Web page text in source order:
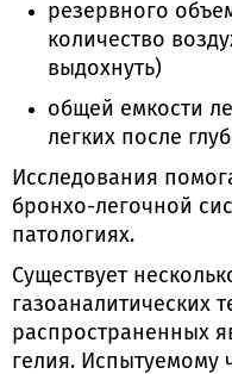
резервного
количество
выдохнуть)
общей емкости
легких после
Исследования
бронхо-легочной
патологиях.
Существует
газоаналитических
распространенных
гелия. Испытуемому